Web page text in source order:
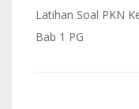
Post
navigation
Latihan Soal PKN
Bab 1 PG